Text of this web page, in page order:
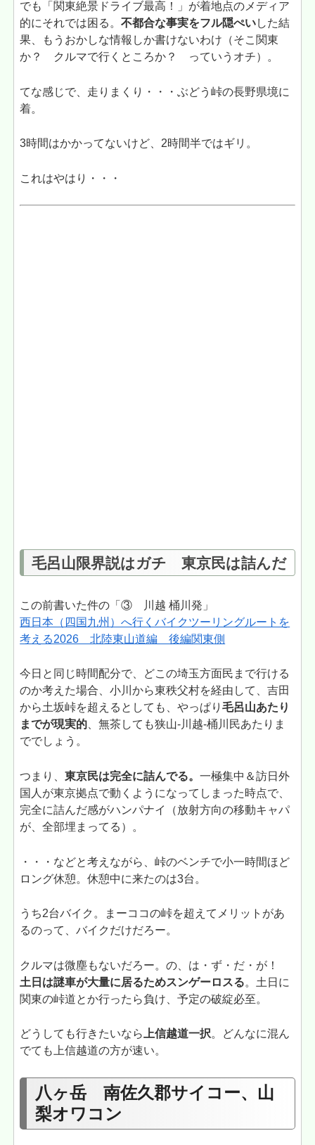
でも「関東絶景ドライブ最高！」が着地点のメディア
的にそれでは困る。不都合な事実をフル隠ぺいした結
果、もうおかしな情報しか書けないわけ（そこ関東
か？ クルマで行くところか？ っていうオチ）。
てな感じで、走りまくり・・・ぶどう峠の長野県境に
着。
3時間はかかってないけど、2時間半ではギリ。
これはやはり・・・
毛呂山限界説はガチ 東京民は詰んだ
この前書いた件の「③ 川越 桶川発」
西日本（四国九州）へ行くバイクツーリングルートを
考える2026 北陸東山道編 後編関東側
今日と同じ時間配分で、どこの埼玉方面民まで行ける
のか考えた場合、小川から東秩父村を経由して、吉田
から土坂峠を超えるとしても、やっぱり毛呂山あたり
までが現実的 、無茶しても狭山-川越-桶川民あたりま
ででしょう。
つまり、東京民は完全に詰んでる。一極集中＆訪日外
国人が東京拠点で動くようになってしまった時点で、
完全に詰んだ感がハンパナイ（放射方向の移動キャパ
が、全部埋まってる）。
・・・などと考えながら、峠のベンチで小一時間ほど
ロング休憩。休憩中に来たのは3台。
うち2台バイク。まーココの峠を超えてメリットがあ
るのって、バイクだけだろー。
クルマは微塵もないだろー。の、は・ず・だ・が！
土日は謎車が大量に居るためスンゲーロスる。土日に
関東の峠道とか行ったら負け、予定の破綻必至。
どうしても行きたいなら 上信越道一択。どんなに混ん
でても上信越道の方が速い。
八ヶ岳 南佐久郡サイコー、山
梨オワコン